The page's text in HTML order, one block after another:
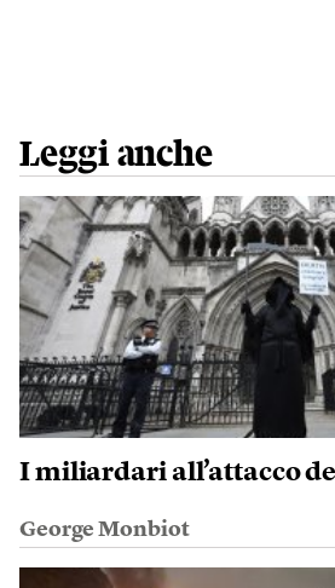
Leggi anche
I miliardari all’attacco
George Monbiot